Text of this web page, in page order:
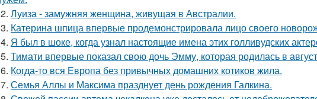
Луиза - замужняя женщина, живущая в Австралии.
Катерина шпица впервые продемонстрировала лицо своего
Я был в шоке, когда узнал настоящие имена этих голливудских
Тимати впервые показал свою дочь Эмму, которая родилась в
Когда-то вся Европа без привычных домашних котиков жила.
Семья Аллы и Максима празднует день рождения Галкина.